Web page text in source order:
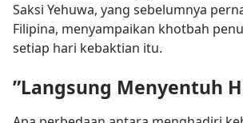
Saksi Yehuwa, yang sebelumnya
Filipina, menyampaikan khotbah
setiap hari kebaktian itu.
”Langsung Menyentuh